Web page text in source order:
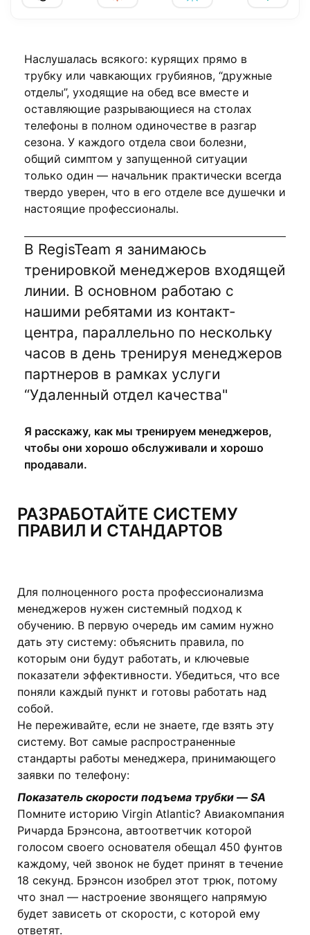
Наслушалась всякого: курящих прямо в
трубку или чавкающих грубиянов, “дружные
отделы”, уходящие на обед все вместе и
оставляющие разрывающиеся на столах
телефоны в полном одиночестве в разгар
сезона. У каждого отдела свои болезни,
общий симптом у запущенной ситуации
только один — начальник практически всегда
твердо уверен, что в его отделе все душечки и
настоящие профессионалы.
В RegisTeam я занимаюсь
тренировкой менеджеров входящей
линии. В основном работаю с
нашими ребятами из контакт-
центра, параллельно по нескольку
часов в день тренируя менеджеров
партнеров в рамках услуги
“Удаленный отдел качества"
Я расскажу, как мы тренируем менеджеров,
чтобы они хорошо обслуживали и хорошо
продавали.
РАЗРАБОТАЙТЕ СИСТЕМУ
ПРАВИЛ И СТАНДАРТОВ
Для полноценного роста профессионализма
менеджеров нужен системный подход к
обучению. В первую очередь им самим нужно
дать эту систему: объяснить правила, по
которым они будут работать, и ключевые
показатели эффективности. Убедиться, что все
поняли каждый пункт и готовы работать над
собой.
Не переживайте, если не знаете, где взять эту
систему. Вот самые распространенные
стандарты работы менеджера, принимающего
заявки по телефону:
Показатель скорости подъема трубки — SA
Помните историю Virgin Atlantic? Авиакомпания
Ричарда Брэнсона, автоответчик которой
голосом своего основателя обещал 450 фунтов
каждому, чей звонок не будет принят в течение
18 секунд. Брэнсон изобрел этот трюк, потому
что знал — настроение звонящего напрямую
будет зависеть от скорости, с которой ему
ответят.